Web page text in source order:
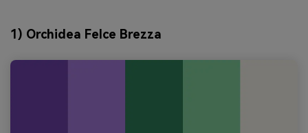
1) Orchidea Felce Brezza